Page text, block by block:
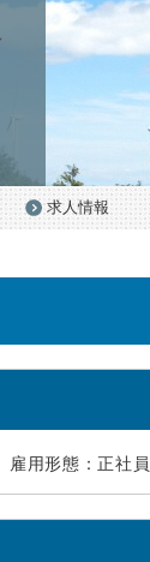
求人情報
雇用形態：正社員